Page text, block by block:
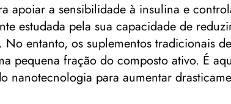
apoiar a sensibilidade à insulina e
estudada pela sua capacidade de
entanto, os suplementos tradicionais
pequena fração do composto ativo. É
para aumentar